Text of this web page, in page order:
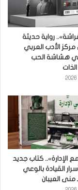
رواية حديثة
الأدب العربي
هشاشة الحب
الإدارة».. كتاب جديد
القيادة بالوعي
منى العيبان